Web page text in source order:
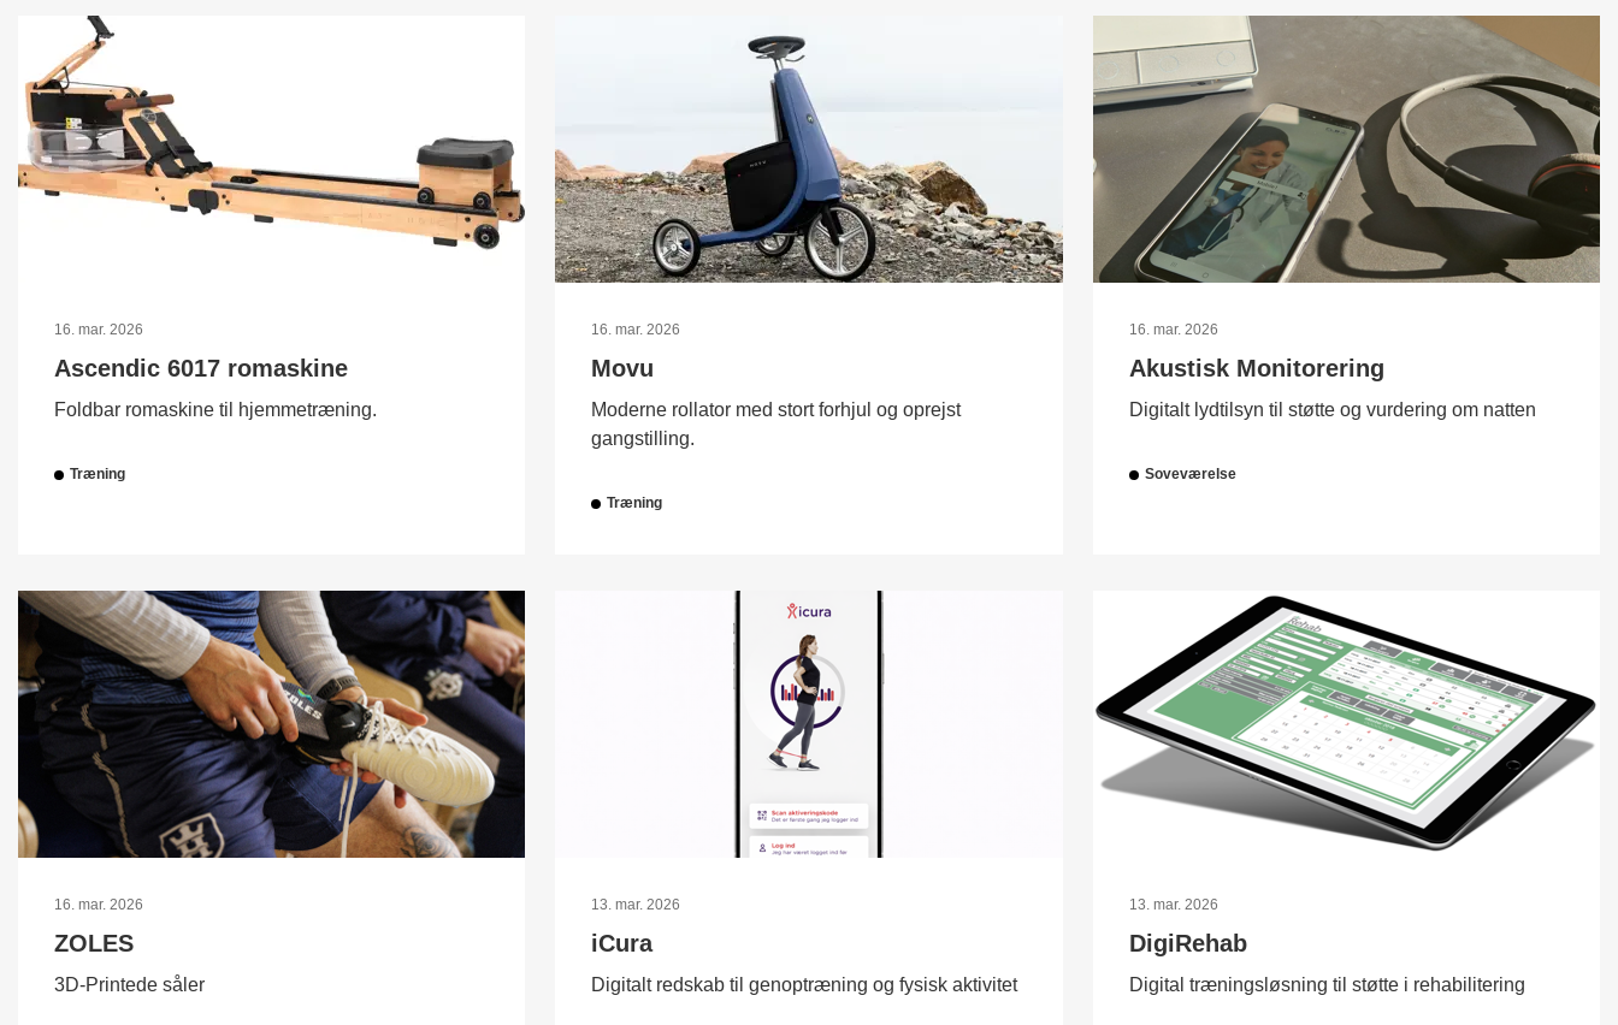
16. mar. 2026
Ascendic 6017 romaskine
Foldbar romaskine til hjemmetræning.
Træning
16. mar. 2026
Movu
Moderne rollator med stort forhjul og oprejst
gangstilling.
Træning
16. mar. 2026
Akustisk Monitorering
Digitalt lydtilsyn til støtte og vurdering om natten
Soveværelse
16. mar. 2026
ZOLES
3D-Printede såler
13. mar. 2026
iCura
Digitalt redskab til genoptræning og fysisk aktivitet
13. mar. 2026
DigiRehab
Digital træningsløsning til støtte i rehabilitering